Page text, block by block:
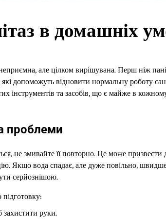
в домашніх
але цілком вирішувана. Перш ніж
допоможуть відновити нормальну роботу
інструментів та засобів, що є майже в
проблеми
не змивайте її повторно. Це може призвести
Якщо вода спадає, але дуже повільно,
серйознішою.
захистити руки.